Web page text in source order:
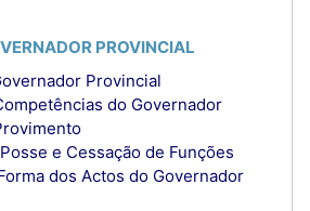
PROVINCIAL
Provincial
do Governador
e Cessação de Funções
dos Actos do Governador